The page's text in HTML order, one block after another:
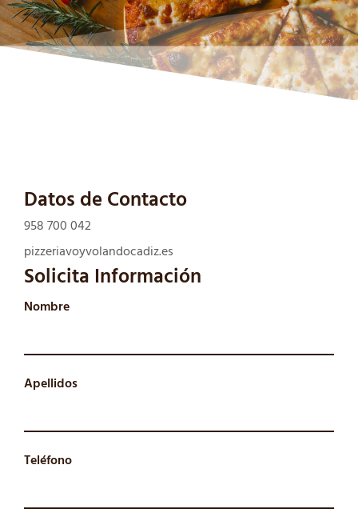
Datos de Contacto
958 700 042
pizzeriavoyvolandocadiz.es
Solicita Información
Nombre
Apellidos
Teléfono